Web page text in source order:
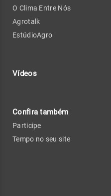
O Clima Entre Nós
Agrotalk
EstúdioAgro
Vídeos
Confira também
Participe
Tempo no seu site